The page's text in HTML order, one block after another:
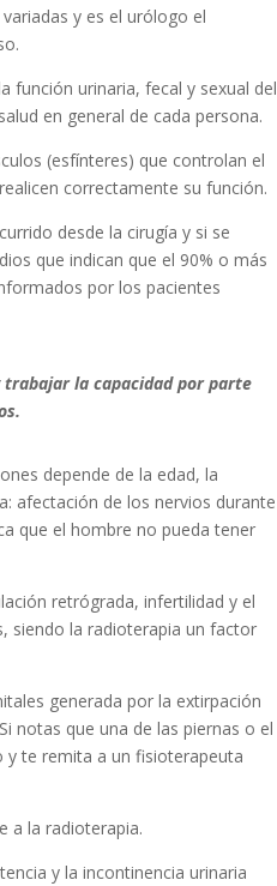
y es el urólogo el
función urinaria, fecal y sexual del
en general de cada persona.
(esfínteres) que controlan el
correctamente su función.
desde la cirugía y si se
que indican que el 90% o más
por los pacientes
la capacidad por parte
depende de la edad, la
afectación de los nervios durante
que el hombre no pueda tener
retrógrada, infertilidad y el
siendo la radioterapia un factor
generada por la extirpación
notas que una de las piernas o el
te remita a un fisioterapeuta
a la radioterapia.
y la incontinencia urinaria